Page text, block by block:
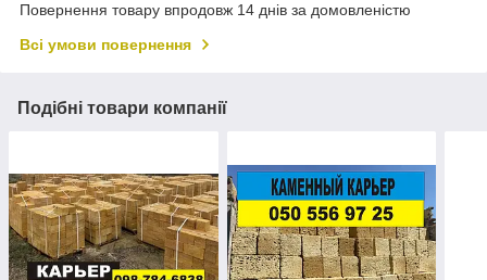
Повернення товару впродовж 14 днів за домовленістю
Всі умови повернення
Подібні товари компанії